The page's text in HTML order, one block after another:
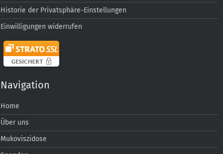
Historie der Privatsphäre-Einstellungen
Einwilligungen widerrufen
Navigation
Home
Über uns
Mukoviszidose